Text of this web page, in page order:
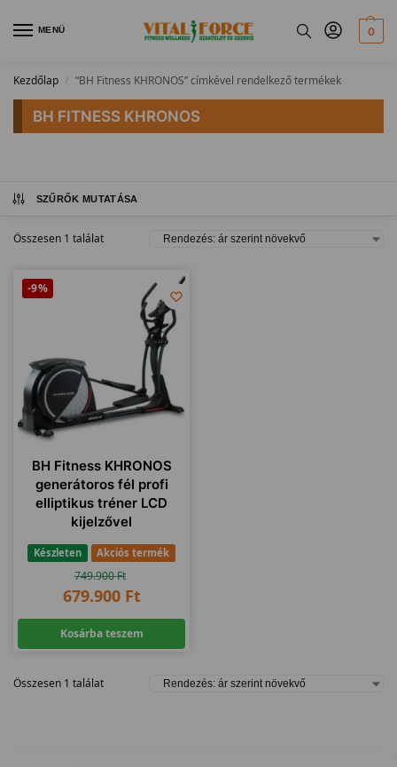
MENÜ 0
Kezdőlap / “BH Fitness KHRONOS” címkével rendelkező termékek
BH FITNESS KHRONOS
SZŰRŐK MUTATÁSA
Összesen 1 találat
-9%
BH Fitness KHRONOS
generátoros fél profi
elliptikus tréner LCD
kijelzővel
Készleten Akciós termék
749.900Ft
679.900 Ft
Kosárba teszem
Összesen 1 találat